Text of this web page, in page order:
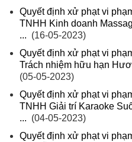
Quyết định xử phạt vi
TNHH Kinh doanh
... (16-05-2023)
Quyết định xử phạt vi
Trách nhiệm hữu hạn
(05-05-2023)
Quyết định xử phạt vi
TNHH Giải trí Karaoke
... (04-05-2023)
Quyết định xử phạt vi